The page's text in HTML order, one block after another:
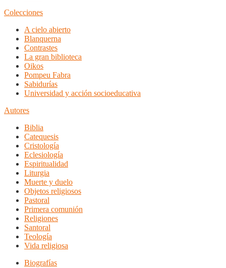
Colecciones
A cielo abierto
Blanquerna
Contrastes
La gran biblioteca
Oikos
Pompeu Fabra
Sabidurías
Universidad y acción socioeducativa
Autores
Biblia
Catequesis
Cristología
Eclesiología
Espiritualidad
Liturgia
Muerte y duelo
Objetos religiosos
Pastoral
Primera comunión
Religiones
Santoral
Teología
Vida religiosa
Biografías